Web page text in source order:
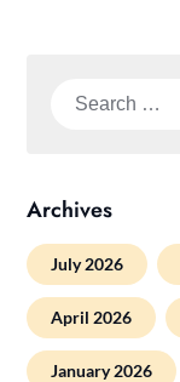
Search
Archives
July 2026
April 2026
January 2026